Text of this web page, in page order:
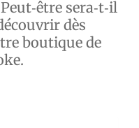
sera‑t‑il
dès
boutique de